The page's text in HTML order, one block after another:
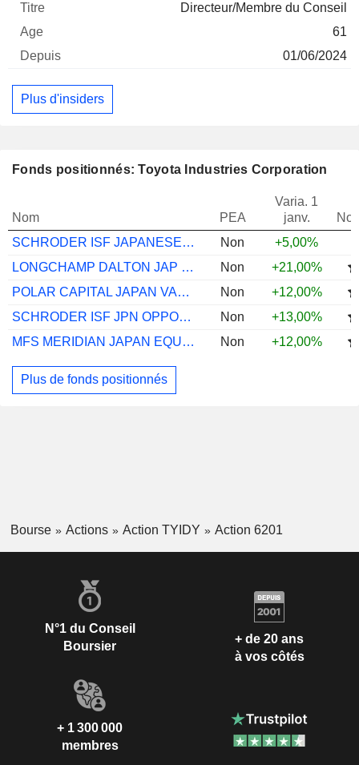
Directeur/Membre du Conseil
61
01/06/2024
Plus d'insiders
Fonds positionnés: Toyota Industries Corporation
Nom PEA
Varia. 1
janv.
SCHRODER ISF JAPANESE EQ A ACC JPY
Non
+5,00%
LONGCHAMP DALTON JAP LNG UCITS I2UH
Non
+21,00%
POLAR CAPITAL JAPAN VALUE S
Non
+12,00%
SCHRODER ISF JPN OPPORTS C ACC JPY
Non
+13,00%
MFS MERIDIAN JAPAN EQUITY I1 USD
Non +12,00%
Plus de fonds positionnés
Bourse Actions Action TYIDY Action 6201
N°1 du Conseil
Boursier
+ de 20 ans
à vos côtés
+ 1 300 000
membres